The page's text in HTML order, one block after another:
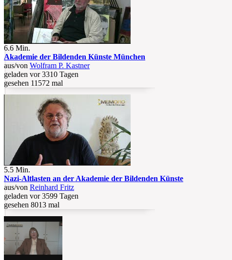
6.6 Min.
Akademie der Bildenden Künste München
aus/von Wolfram P. Kastner
geladen vor 3310 Tagen
gesehen 11572 mal
5.5 Min.
Nazi-Altlasten an der Akademie der Bildenden Künste
aus/von Reinhard Fritz
geladen vor 3599 Tagen
gesehen 8013 mal